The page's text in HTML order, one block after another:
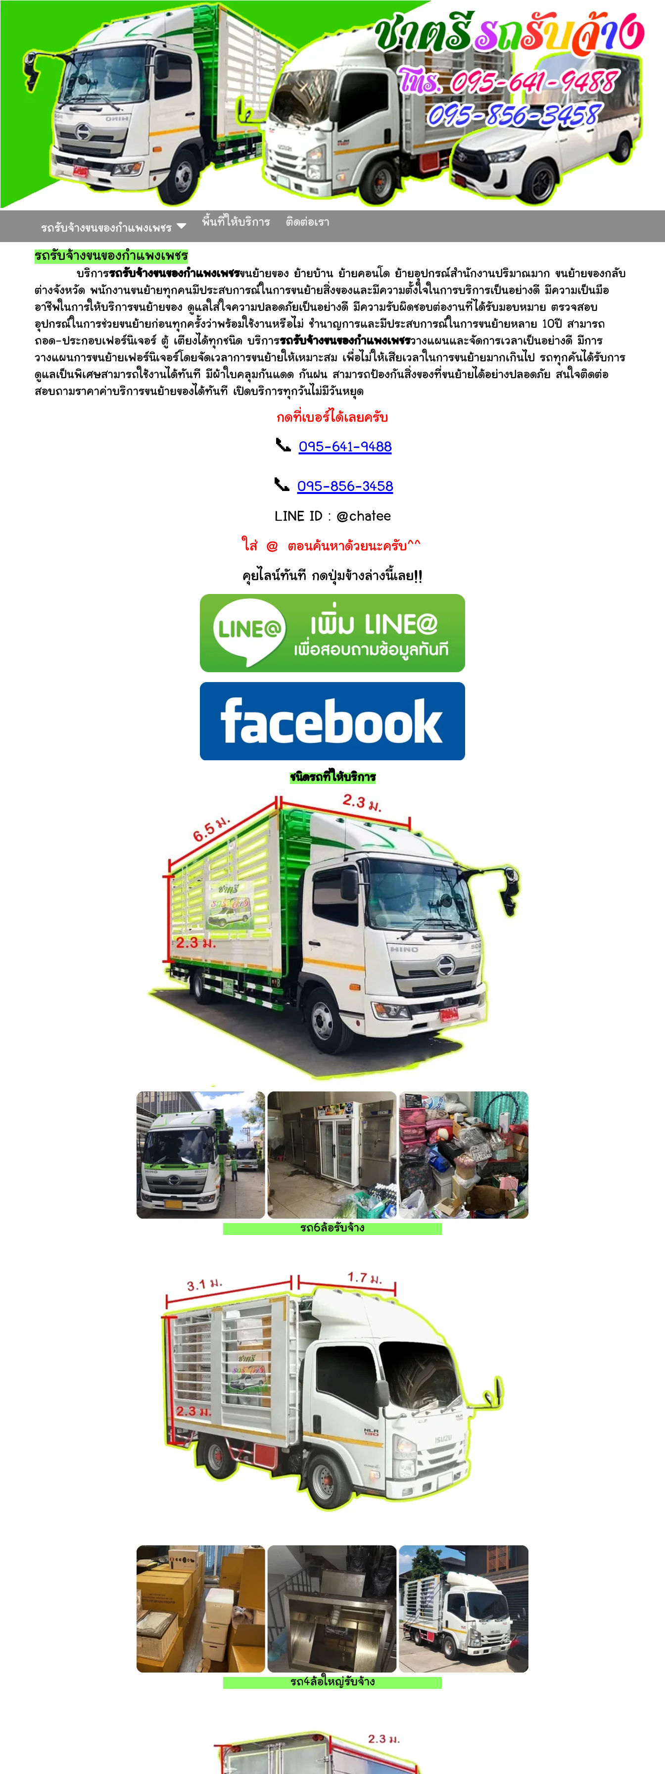
รถรับจ้างขนของกำแพงเพชร
พื้นที่ให้บริการ ติดต่อเรา
รถรับจ้างขนของกำแพงเพชร
บริการรถรับจ้างขนของกำแพงเพชรขนย้ายของ ย้ายบ้าน ย้ายคอนโด ย้ายอุปกรณ์สำนักงานปริมาณมาก ขนย้ายของกลับ
ต่างจังหวัด พนักงานขนย้ายทุกคนมีประสบการณ์ในการขนย้ายสิ่งของและมีความตั้งใจในการบริการเป็นอย่างดี มีความเป็นมือ
อาชีพในการให้บริการขนย้ายของ ดูแลใส่ใจความปลอดภัยเป็นอย่างดี มีความรับผิดชอบต่องานที่ได้รับมอบหมาย ตรวจสอบ
อุปกรณ์ในการช่วยขนย้ายก่อนทุกครั้งว่าพร้อมใช้งานหรือไม่ ชำนาญการและมีประสบการณ์ในการขนย้ายหลาย 10ปี สามารถ
ถอด-ประกอบเฟอร์นิเจอร์ ตู้ เตียงได้ทุกชนิด บริการรถรับจ้างขนของกำแพงเพชรวางแผนและจัดการเวลาเป็นอย่างดี มีการ
วางแผนการขนย้ายเฟอร์นิเจอร์โดยจัดเวลาการขนย้ายให้เหมาะสม เพื่อไม่ให้เสียเวลาในการขนย้ายมากเกินไป รถทุกคันได้รับการ
ดูแลเป็นพิเศษสามารถใช้งานได้ทันที มีผ้าใบคลุมกันแดด กันฝน สามารถป้องกันสิ่งของที่ขนย้ายได้อย่างปลอดภัย สนใจติดต่อ
สอบถามราคาค่าบริการขนย้ายของได้ทันที เปิดบริการทุกวันไม่มีวันหยุด
กดที่เบอร์ได้เลยครับ
📞 095-641-9488
📞 095-856-3458
LINE ID : @chatee
ใส่ @ ตอนค้นหาด้วยนะครับ^^
คุยไลน์ทันที กดปุ่มข้างล่างนี้เลย!!
ชนิดรถที่ให้บริการ
รถ6ล้อรับจ้าง
รถ4ล้อใหญ่รับจ้าง